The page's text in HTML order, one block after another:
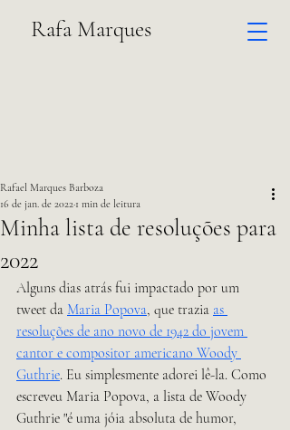
Rafa Marques
Minha lista de resoluções para
2022
Rafael Marques Barboza
16 de jan. de 2022 1 min de leitura
Alguns dias atrás fui impactado por um
tweet da Maria Popova, que trazia as
resoluções de ano novo de 1942 do jovem
cantor e compositor americano Woody
Guthrie. Eu simplesmente adorei lê-la. Como
escreveu Maria Popova, a lista de Woody
Guthrie "é uma jóia absoluta de humor,